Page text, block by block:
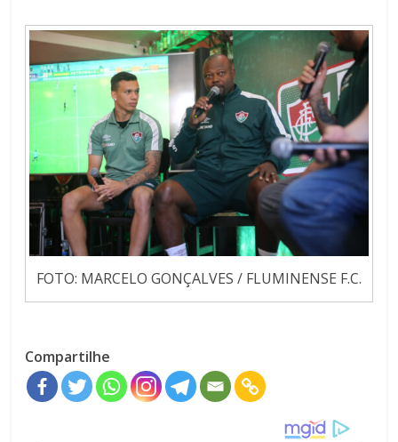
FOTO: MARCELO GONÇALVES / FLUMINENSE F.C.
Compartilhe